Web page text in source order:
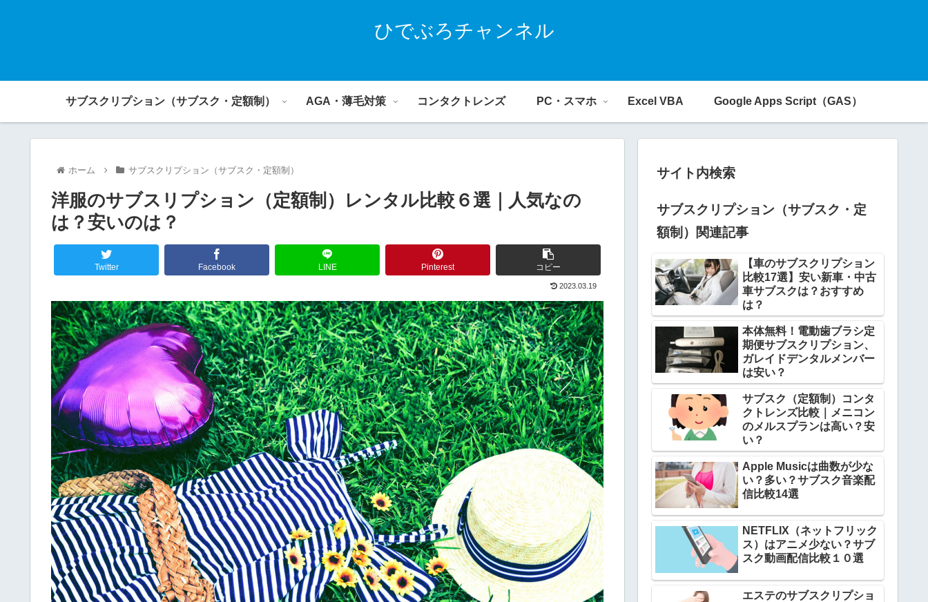
ひでぶろチャンネル
サブスクリプション（サブスク・定額制） AGA・薄毛対策 コンタクトレンズ PC・スマホ Excel VBA Google Apps Script（GAS）
ホーム サブスクリプション（サブスク・定額制）
洋服のサブスリプション（定額制）レンタル比較６選｜人気なの
は？安いのは？
Twitter Facebook LINE Pinterest コピー
2023.03.19
サイト内検索
サブスクリプション（サブスク・定
額制）関連記事
【車のサブスクリプション
比較17選】安い新車・中古
車サブスクは？おすすめ
は？
本体無料！電動歯ブラシ定
期便サブスクリプション、
ガレイドデンタルメンバー
は安い？
サブスク（定額制）コンタ
クトレンズ比較｜メニコン
のメルスプランは高い？安
い？
Apple Musicは曲数が少な
い？多い？サブスク音楽配
信比較14選
NETFLIX（ネットフリック
ス）はアニメ少ない？サブ
スク動画配信比較１０選
エステのサブスクリプショ